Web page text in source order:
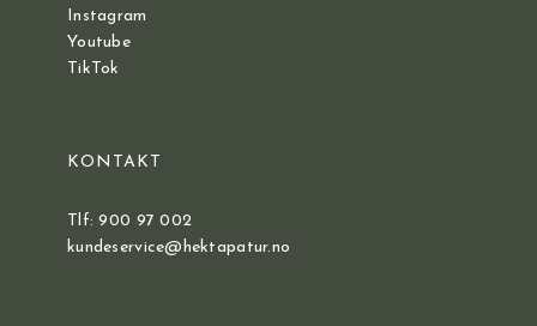
Instagram
Youtube
TikTok
KONTAKT
Tlf: 900 97 002
kundeservice@hektapatur.no